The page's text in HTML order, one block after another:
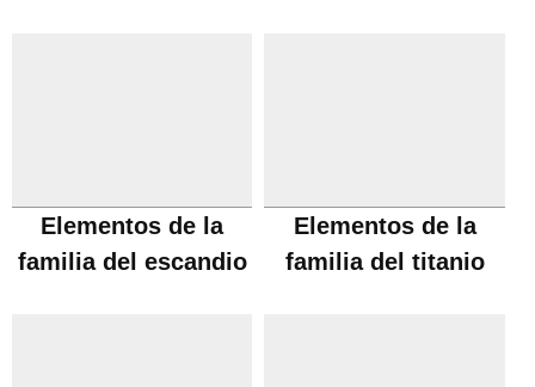
Elementos de la
familia del escandio
Elementos de la
familia del titanio